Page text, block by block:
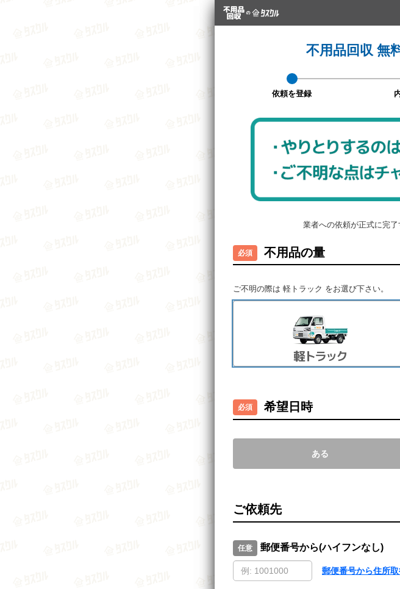
不用品回収 無
依頼を登録
業者への依頼が正式に完了
不用品の量
ご不明の際は 軽トラック をお選び下さい。
希望日時
ある
ご依頼先
郵便番号から(ハイフンなし)
郵便番号から住所